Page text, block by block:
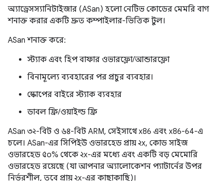
অ্যাড্রেসস্যানিটাইজার (ASan) হলো নেটিভ কোডের মেমরি বাগ
শনাক্ত করার একটি দ্রুত কম্পাইলার-ভিত্তিক টুল।
ASan শনাক্ত করে:
স্ট্যাক এবং হিপ বাফার ওভারফ্লো/আন্ডারফ্লো
বিনামূল্যে ব্যবহারের পর প্রচুর ব্যবহার।
স্কোপের বাইরে স্ট্যাক ব্যবহার
ডাবল ফ্রি/ওয়াইল্ড ফ্রি
ASan ৩২-বিট ও ৬৪-বিট ARM, সেইসাথে x86 এবং x86-64-এ
চলে। ASan-এর সিপিইউ ওভারহেড প্রায় ২x, কোড সাইজ
ওভারহেড ৫০% থেকে ২x-এর মধ্যে এবং একটি বড় মেমোরি
ওভারহেড রয়েছে (যা আপনার অ্যালোকেশন প্যাটার্নের উপর
নির্ভরশীল, তবে প্রায় ২x-এর কাছাকাছি)।